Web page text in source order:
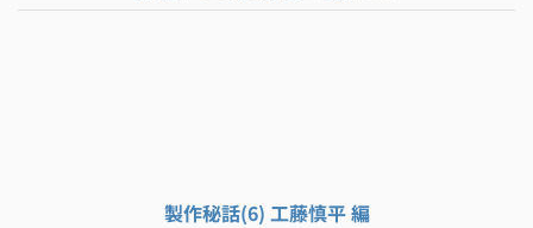
製作秘話(6) 工藤慎平 編